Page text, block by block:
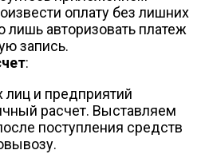
оплату без лишних
лишь авторизовать платеж
запись.
:
и предприятий
расчет. Выставляем
поступления средств